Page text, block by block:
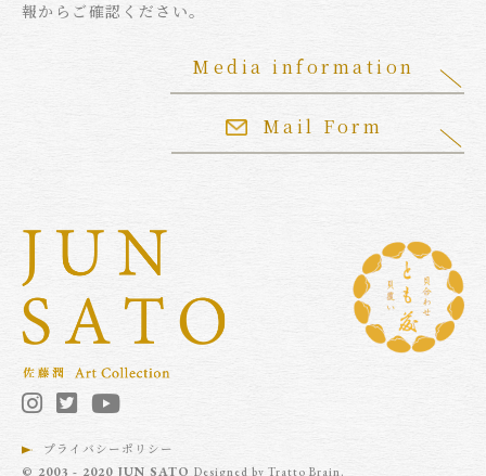
報からご確認ください。
Mail Form
Media information
© 2003 - 2020 JUN SATO Designed by Tratto Brain.
プライバシーポリシー